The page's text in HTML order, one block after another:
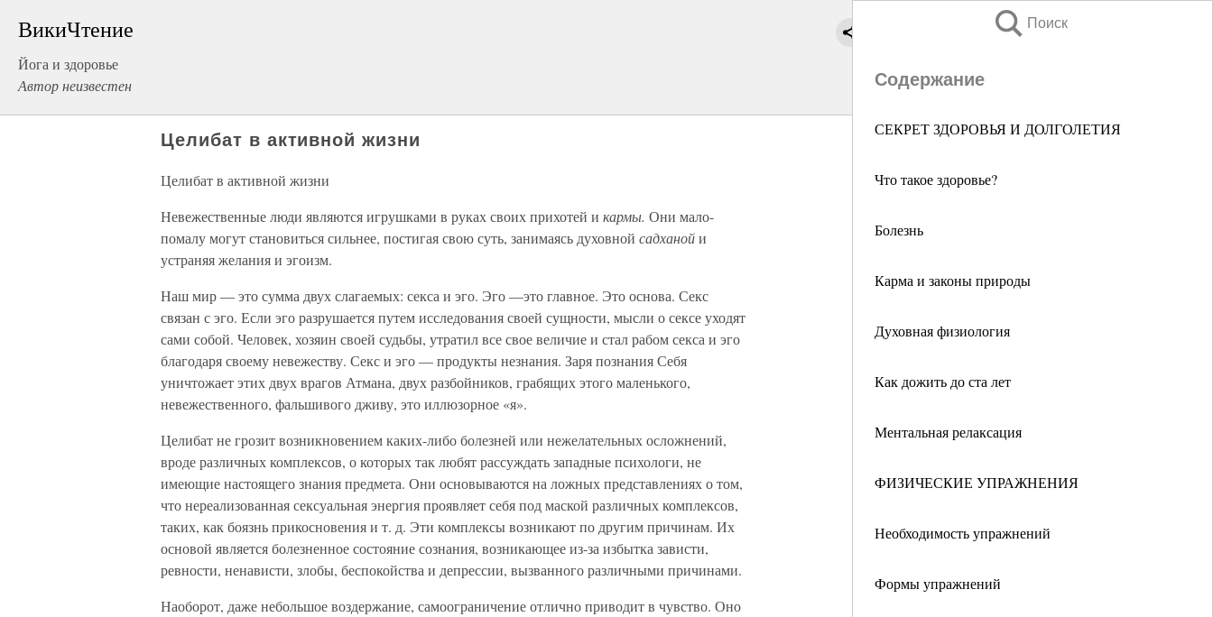
ВикиЧтение
Йога и здоровье
Автор неизвестен
Поиск
Содержание
СЕКРЕТ ЗДОРОВЬЯ И ДОЛГОЛЕТИЯ
Что такое здоровье?
Болезнь
Карма и законы природы
Духовная физиология
Как дожить до ста лет
Ментальная релаксация
ФИЗИЧЕСКИЕ УПРАЖНЕНИЯ
Необходимость упражнений
Формы упражнений
Целибат в активной жизни
Целибат в активной жизни
Невежественные люди являются игрушками в руках своих прихотей и кармы. Они мало-
помалу могут становиться сильнее, постигая свою суть, занимаясь духовной садханойи
устраняя желания и эгоизм.
Наш мир — это сумма двух слагаемых: секса и эго. Эго —это главное. Это основа. Секс
связан с эго. Если эго разрушается путем исследования своей сущности, мысли о сексе уходят
сами собой. Человек, хозяин своей судьбы, утратил все свое величие и стал рабом секса и эго
благодаря своему невежеству. Секс и эго — продукты незнания. Заря познания Себя
уничтожает этих двух врагов Атмана, двух разбойников, грабящих этого маленького,
невежественного, фальшивого дживу, это иллюзорное «я».
Целибат не грозит возникновением каких-либо болезней или нежелательных осложнений,
вроде различных комплексов, о которых так любят рассуждать западные психологи, не
имеющие настоящего знания предмета. Они основываются на ложных представлениях о том,
что нереализованная сексуальная энергия проявляет себя под маской различных комплексов,
таких, как боязнь прикосновения и т. д. Эти комплексы возникают по другим причинам. Их
основой является болезненное состояние сознания, возникающее из-за избытка зависти,
ревности, ненависти, злобы, беспокойства и депрессии, вызванного различными причинами.
Наоборот, даже небольшое воздержание, самоограничение отлично приводит в чувство. Оно